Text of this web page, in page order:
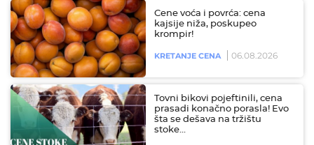
Cene voća i povrća: cena
kajsije niža, poskupeo
krompir!
KRETANJE CENA 06.08.2026
Tovni bikovi pojeftinili, cena
prasadi konačno porasla! Evo
šta se dešava na tržištu
stoke…